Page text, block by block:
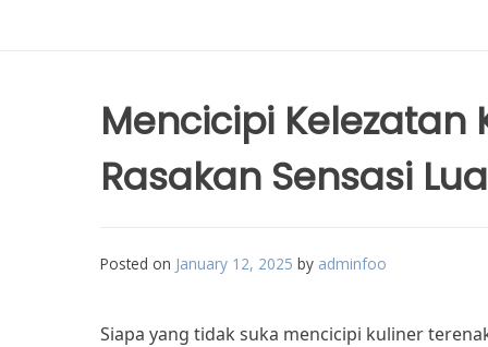
Mencicipi Kelezatan
Rasakan Sensasi
Posted on January 12, 2025 by adminfoo
Siapa yang tidak suka mencicipi kuliner